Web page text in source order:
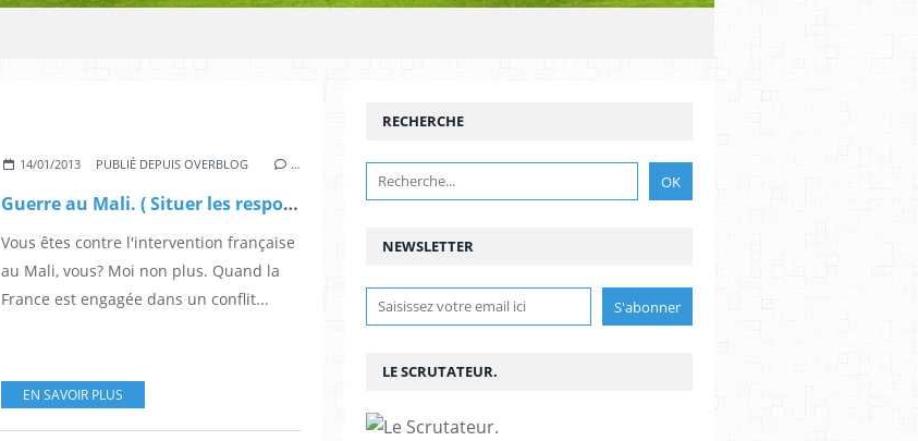
14/01/2013 PUBLIÉ DEPUIS OVERBLOG …
Guerre au Mali. ( Situer les responsabilités ) par Edouard Boulogne.
Vous êtes contre l'intervention française
au Mali, vous? Moi non plus. Quand la
France est engagée dans un conflit...
EN SAVOIR PLUS
NEWSLETTER
RECHERCHE
LE SCRUTATEUR.